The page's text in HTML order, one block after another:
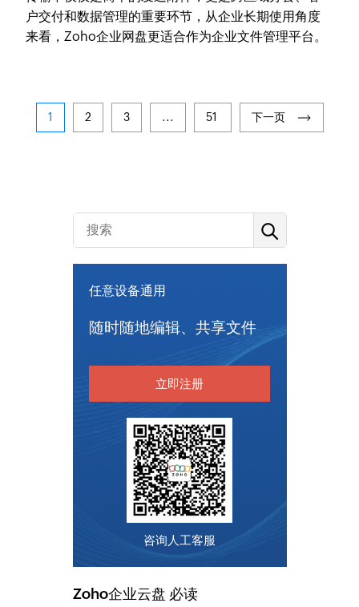
户交付和数据管理的重要环节，从企业长期使用角度
来看，Zoho企业网盘更适合作为企业文件管理平台。
1 2 3 ... 51 下一页
任意设备通用
随时随地编辑、共享文件
立即注册
咨询人工客服
Zoho企业云盘 必读